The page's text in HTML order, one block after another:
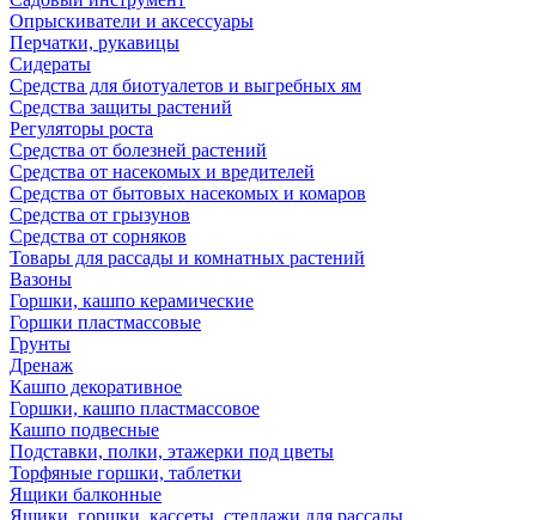
Опрыскиватели и аксессуары
Перчатки, рукавицы
Сидераты
Средства для биотуалетов и выгребных ям
Средства защиты растений
Регуляторы роста
Средства от болезней растений
Средства от насекомых и вредителей
Средства от бытовых насекомых и комаров
Средства от грызунов
Средства от сорняков
Товары для рассады и комнатных растений
Вазоны
Горшки, кашпо керамические
Горшки пластмассовые
Грунты
Дренаж
Кашпо декоративное
Горшки, кашпо пластмассовое
Кашпо подвесные
Подставки, полки, этажерки под цветы
Торфяные горшки, таблетки
Ящики балконные
Ящики, горшки, кассеты, стеллажи для рассады